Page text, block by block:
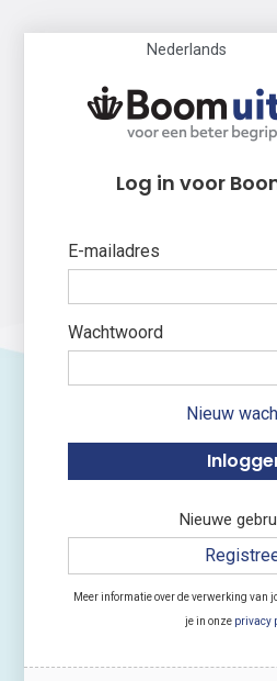
Nederlands
Log in voor
E-mailadres
Wachtwoord
Nieuw
Nieuwe
Meer informatie over de verwerking van
je in onze privacy